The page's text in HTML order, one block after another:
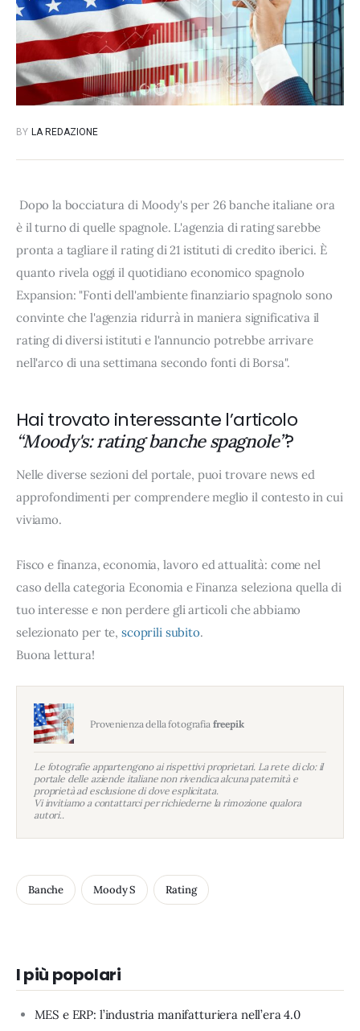
BY LA REDAZIONE
Dopo la bocciatura di Moody's per 26 banche italiane ora
è il turno di quelle spagnole. L'agenzia di rating sarebbe
pronta a tagliare il rating di 21 istituti di credito iberici. È
quanto rivela oggi il quotidiano economico spagnolo
Expansion: "Fonti dell'ambiente finanziario spagnolo sono
convinte che l'agenzia ridurrà in maniera significativa il
rating di diversi istituti e l'annuncio potrebbe arrivare
nell'arco di una settimana secondo fonti di Borsa".
Hai trovato interessante l’articolo
“Moody's: rating banche spagnole”?
Nelle diverse sezioni del portale, puoi trovare news ed
approfondimenti per comprendere meglio il contesto in cui
viviamo.
Fisco e finanza, economia, lavoro ed attualità: come nel
caso della categoria Economia e Finanza seleziona quella di
tuo interesse e non perdere gli articoli che abbiamo
selezionato per te, scoprili subito.
Buona lettura!
Provenienza della fotografia freepik
Le fotografie appartengono ai rispettivi proprietari. La rete di clo: il
portale delle aziende italiane non rivendica alcuna paternità e
proprietà ad esclusione di dove esplicitata.
Vi invitiamo a contattarci per richiederne la rimozione qualora
autori..
Banche Moody S Rating
I più popolari
MES e ERP: l’industria manifatturiera nell’era 4.0